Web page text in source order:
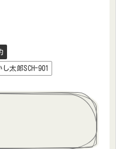
し太郎SCH-901